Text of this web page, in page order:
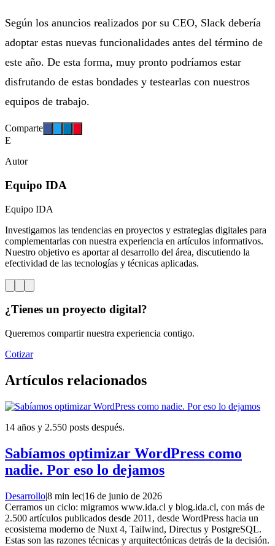
Según los anuncios realizados por su CEO, Slack debería
adoptar estas nuevas funcionalidades antes del término de
este año. De esta forma, muy pronto podríamos estar
disfrutando de estas bondades y testearlas con nuestros
equipos de trabajo.
Comparte
E
Autor
Equipo IDA
Equipo IDA
Investigamos las tendencias en proyectos y estrategias digitales para
complementarlas con nuestra experiencia en artículos informativos.
Nuestro objetivo es aportar al desarrollo del área, discutiendo la
efectividad de las tecnologías y técnicas aplicadas.
¿Tienes un proyecto digital?
Queremos compartir nuestra experiencia contigo.
Cotizar
Artículos relacionados
14 años y 2.550 posts después.
Sabíamos optimizar WordPress como
nadie. Por eso lo dejamos
Desarrollo|8 min lec|16 de junio de 2026
Cerramos un ciclo: migramos www.ida.cl y blog.ida.cl, con más de
2.500 artículos publicados desde 2011, desde WordPress hacia un
ecosistema moderno de Nuxt 4, Tailwind, Directus y PostgreSQL.
Estas son las razones técnicas y arquitectónicas detrás de la decisión.